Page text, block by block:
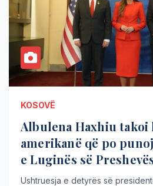
KOSOVË
Albulena Haxhiu
amerikanë që po
e Luginës së
serb
Ushtruesja e detyrës së